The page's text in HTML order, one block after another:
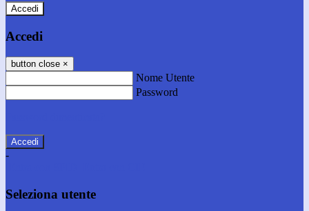
Accedi
Accedi
button close ×
Nome Utente
Password
-
Seleziona utente